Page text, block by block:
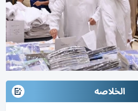
الخلاصه